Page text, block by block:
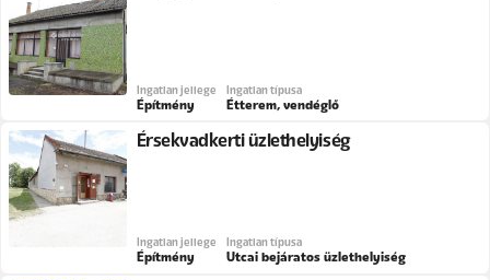
Ingatlan jellege
Építmény
Ingatlan típusa
Étterem, vendéglő
Érsekvadkerti üzlethelyiség
Ingatlan jellege
Építmény
Ingatlan típusa
Utcai bejáratos üzlethelyiség